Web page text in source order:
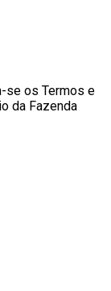
se os Termos e
da Fazenda